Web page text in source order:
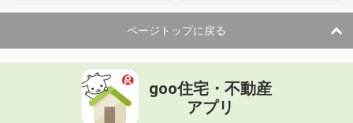
ページトップに戻る
goo住宅・不動産
アプリ